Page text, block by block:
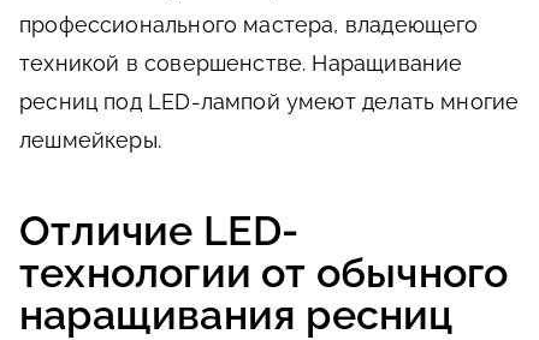
профессионального мастера, владеющего
техникой в совершенстве. Наращивание
ресниц под LED-лампой умеют делать многие
лешмейкеры.
Отличие LED-
технологии от обычного
наращивания ресниц